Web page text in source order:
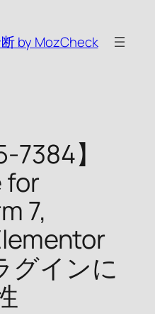
by MozCheck
7384】
for
7,
グインに